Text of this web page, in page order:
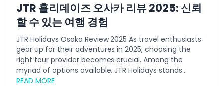
JTR 홀리데이즈 오사카 리뷰 2025: 신뢰
할 수 있는 여행 경험
JTR Holidays Osaka Review 2025 As travel enthusiasts
gear up for their adventures in 2025, choosing the
right tour provider becomes crucial. Among the
myriad of options available, JTR Holidays stands...
READ MORE